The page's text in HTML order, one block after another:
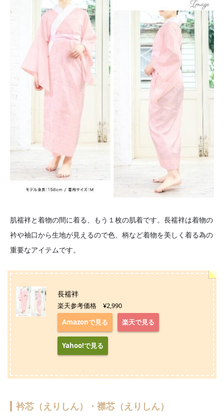
肌襦袢と着物の間に着る、もう１枚の肌着です。長襦袢は着物の
衿や袖口から生地が見えるので色、柄など着物を美しく着る為の
重要なアイテムです。
長襦袢
楽天参考価格 ¥2,990
Amazonで見る 楽天で見る
Yahoo!で見る
衿芯（えりしん）・襟芯（えりしん）